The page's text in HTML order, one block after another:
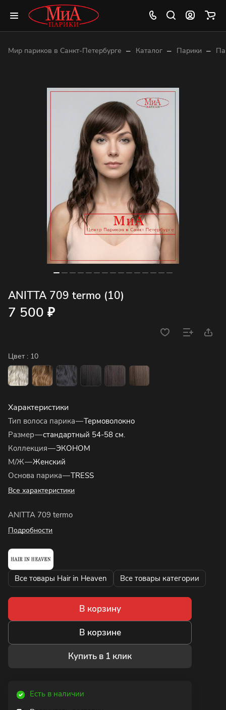
Мир париков в Санкт-Петербурге – Каталог – Парики –
ANITTA 709 termo (10)
7 500 ₽
Цвет : 10
Характеристики
Тип волоса парика—Термоволокно
Размер—стандартный 54-58 см.
Коллекция—ЭКОНОМ
М/Ж—Женский
Основа парика—TRESS
Все характеристики
ANITTA 709 termo
Подробности
Все товары Hair in Heaven Все товары категории
В корзину
В корзине
Купить в 1 клик
Есть в наличии